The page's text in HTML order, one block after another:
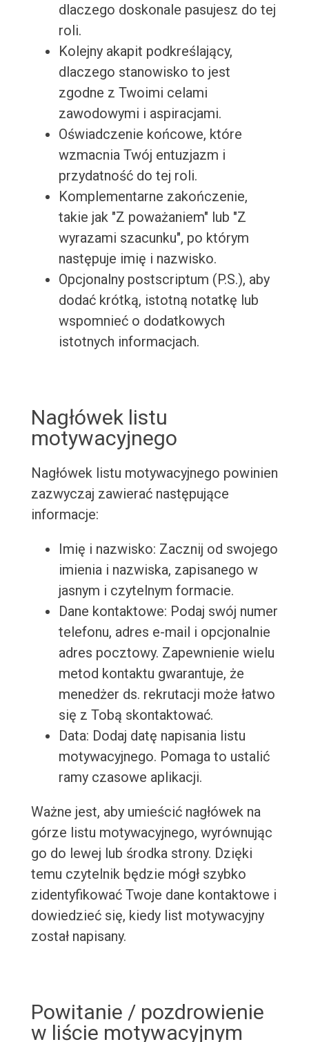
dlaczego doskonale pasujesz do tej
roli.
Kolejny akapit podkreślający,
dlaczego stanowisko to jest
zgodne z Twoimi celami
zawodowymi i aspiracjami.
Oświadczenie końcowe, które
wzmacnia Twój entuzjazm i
przydatność do tej roli.
Komplementarne zakończenie,
takie jak "Z poważaniem" lub "Z
wyrazami szacunku", po którym
następuje imię i nazwisko.
Opcjonalny postscriptum (P.S.), aby
dodać krótką, istotną notatkę lub
wspomnieć o dodatkowych
istotnych informacjach.
Nagłówek listu
motywacyjnego
Nagłówek listu motywacyjnego powinien
zazwyczaj zawierać następujące
informacje:
Imię i nazwisko: Zacznij od swojego
imienia i nazwiska, zapisanego w
jasnym i czytelnym formacie.
Dane kontaktowe: Podaj swój numer
telefonu, adres e-mail i opcjonalnie
adres pocztowy. Zapewnienie wielu
metod kontaktu gwarantuje, że
menedżer ds. rekrutacji może łatwo
się z Tobą skontaktować.
Data: Dodaj datę napisania listu
motywacyjnego. Pomaga to ustalić
ramy czasowe aplikacji.
Ważne jest, aby umieścić nagłówek na
górze listu motywacyjnego, wyrównując
go do lewej lub środka strony. Dzięki
temu czytelnik będzie mógł szybko
zidentyfikować Twoje dane kontaktowe i
dowiedzieć się, kiedy list motywacyjny
został napisany.
Powitanie / pozdrowienie
w liście motywacyjnym